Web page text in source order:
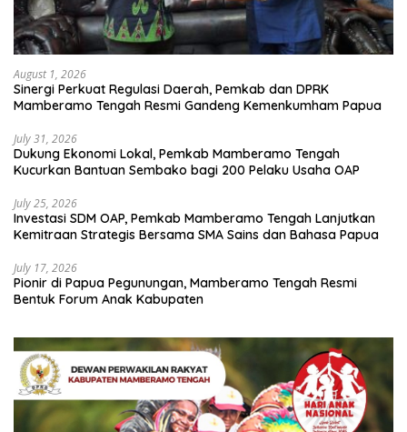
August 1, 2026
Sinergi Perkuat Regulasi Daerah, Pemkab dan DPRK
Mamberamo Tengah Resmi Gandeng Kemenkumham Papua
July 31, 2026
Dukung Ekonomi Lokal, Pemkab Mamberamo Tengah
Kucurkan Bantuan Sembako bagi 200 Pelaku Usaha OAP
July 25, 2026
Investasi SDM OAP, Pemkab Mamberamo Tengah Lanjutkan
Kemitraan Strategis Bersama SMA Sains dan Bahasa Papua
July 17, 2026
Pionir di Papua Pegunungan, Mamberamo Tengah Resmi
Bentuk Forum Anak Kabupaten